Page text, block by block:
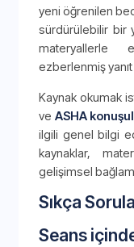
yeni öğrenilen
sürdürülebilir bir
materyallerle
ezberlenmiş
Kaynak okumak
ve ASHA
ilgili genel bilgi
kaynaklar,
gelişimsel
Sıkça
Seans